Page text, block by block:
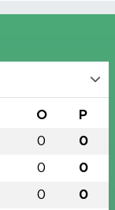
O P
0 0
0 0
0 0